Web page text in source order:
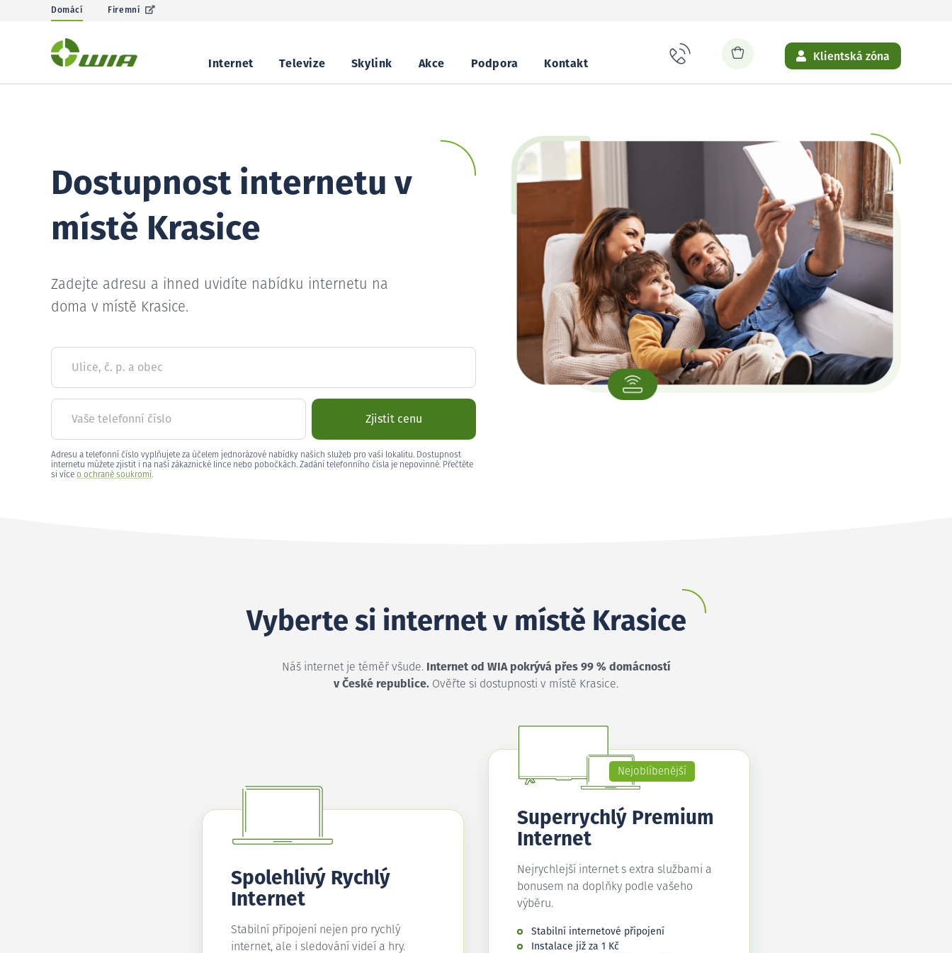
Domácí Firemní
Internet Televize Skylink Akce Podpora Kontakt
Klientská zóna
Dostupnost internetu v
místě Krasice
Zadejte adresu a ihned uvidíte nabídku internetu na
doma v místě Krasice.
Ulice, č. p. a obec
Vaše telefonní číslo Zjistit cenu
Adresu a telefonní číslo vyplňujete za účelem jednorázové nabídky našich služeb pro vaši lokalitu. Dostupnost
internetu můžete zjistit i na naší zákaznické lince nebo pobočkách. Zadání telefonního čísla je nepovinné. Přečtěte
si více o ochraně soukromí.
Vyberte si internet v místě Krasice
Náš internet je téměř všude.
Internet od WIA pokrývá přes 99 % domácností
v České republice. Ověřte si dostupnosti v místě Krasice.
Spolehlivý Rychlý
Internet
Stabilní připojení nejen pro rychlý
internet, ale i sledování videí a hry.
Nejoblíbenější
Superrychlý Premium
Internet
Nejrychlejší internet s extra službami a
bonusem na doplňky podle vašeho
výběru.
Stabilní internetové připojení
Instalace již za 1 Kč